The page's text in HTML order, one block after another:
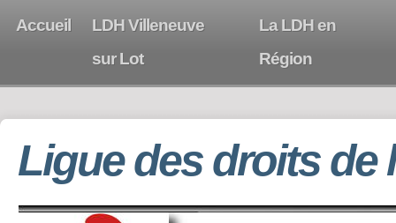
Accueil
LDH Villeneuve
sur Lot
La LDH en
Région
Ligue des droits de